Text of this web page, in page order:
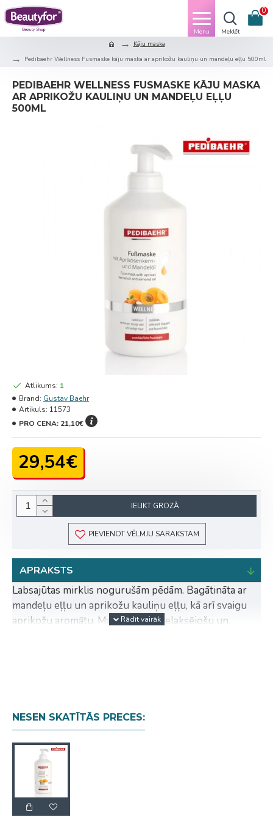
0
Kāju maska
Pedibaehr Wellness Fusmaske kāju maska ​​ar aprikožu kauliņu un mandeļu eļļu 500ml
PEDIBAEHR WELLNESS FUSMASKE KĀJU MASKA
​​AR APRIKOŽU KAULIŅU UN MANDEĻU EĻĻU
500ML
29,54€
Atlikums: 1
Brand: Gustav Baehr
Artikuls: 11573
PRO CENA: 21,10€
IELIKT GROZĀ
PIEVIENOT VĒLMJU SARAKSTAM
APRAKSTS
Labsajūtas mirklis nogurušām pēdām. Bagātināta ar
mandeļu eļļu un aprikožu kauliņu eļļu, kā arī svaigu
aprikožu aromātu. Maska sniedz relaksējošu un
Priekšrocības:
relaksē un nomierina
īpaši efektīva noslogotai ādai
padara ādu maigu un elastīgu
uzlabo mitruma saglabāšanu
svaigs, patīkams aprikožu aromāts
NESEN SKATĪTĀS PRECES: